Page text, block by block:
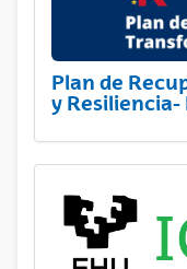
Plan de
y Resiliencia-